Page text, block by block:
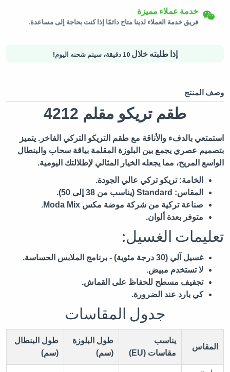
إذا طلبته خلال10 دقيقة ،سيتم شحنه اليوم!
وصف المنتج
طقم تريكو مقلم 4212
استمتعي بالدفء والأناقة مع طقم التريكو التركي الفاخر. يتميز
بتصميم عصري يجمع بين البلوزة المقلمة بياقة سحاب والبنطال
الواسع المريح، مما يجعله الخيار المثالي لإطلالتك اليومية.
الخامة: تريكو تركي عالي الجودة.
المقاس:
صناعة تركية من شركة موضة مكس Moda Mix.
متوفر بعدة ألوان.
تعليمات الغسيل:
غسيل آلي (30 درجة مئوية) - برنامج الملابس الحساسة.
لا تستخدم مبيض.
تجفيف مسطح للحفاظ على القماش.
كي بارد عند الضرورة.
جدول المقاسات
المقاس
يناسب
مقاسات (EU)
طول البلوزة
(سم)
طول البنطال
(سم)
فريق خدمة العملاء لدينا متاح دائمًا إذا كنت بحاجة إلى مساعدة.
التسوق الأمن
خيارات الدفع الآمنة - تأمين الخصوصية خدمات لوجستية آمنة - حماية